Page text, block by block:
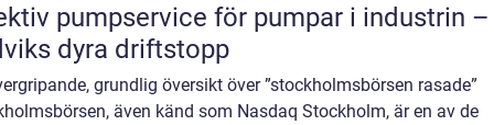
pumpservice för pumpar i industrin
dyra driftstopp
grundlig översikt över ”stockholmsbörsen rasade”
även känd som Nasdaq Stockholm, är en av de